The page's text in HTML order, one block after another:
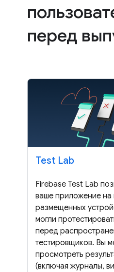
перед
Test Lab
Firebase Test Lab
ваше приложение
размещенных
могли
перед
тестировщиков. Вы
просмотреть
(включая журналы,